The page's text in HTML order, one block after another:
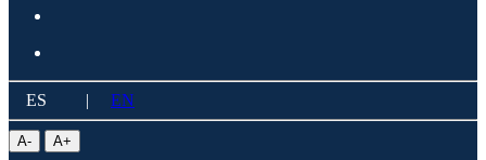
ES | EN
A- A+